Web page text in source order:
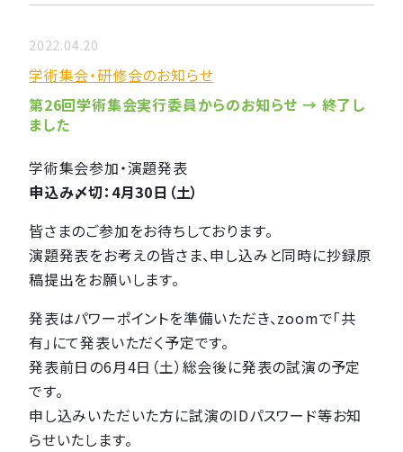
2022.04.20
学術集会・研修会のお知らせ
第26回学術集会実行委員からのお知らせ → 終了し
ました
学術集会参加・演題発表
申込み〆切：4月30日（土）
皆さまのご参加をお待ちしております。
演題発表をお考えの皆さま、申し込みと同時に抄録原
稿提出をお願いします。
発表はパワーポイントを準備いただき、zoomで「共
有」にて発表いただく予定です。
発表前日の6月4日（土）総会後に発表の試演の予定
です。
申し込みいただいた方に試演のIDパスワード等お知
らせいたします。